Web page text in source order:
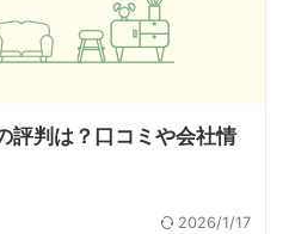
評判は？口コミや会社情
2026/1/17